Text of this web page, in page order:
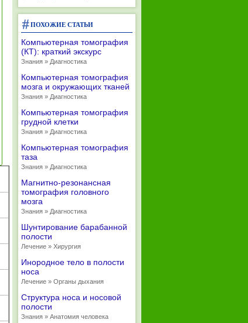
ПОХОЖИЕ СТАТЬИ
Компьютерная томография
(КТ): краткий экскурс
Знания » Диагностика
Компьютерная томография
мозга и окружающих тканей
Знания » Диагностика
Компьютерная томография
грудной клетки
Знания » Диагностика
Компьютерная томография
таза
Знания » Диагностика
Магнитно-резонансная
томография головного
мозга
Знания » Диагностика
Шунтирование барабанной
полости
Лечение » Хирургия
Инородное тело в полости
носа
Лечение » Органы дыхания
Структура носа и носовой
полости
Знания » Анатомия человека